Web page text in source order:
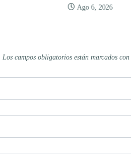
Ago 6, 2026
Los campos obligatorios están marcados con